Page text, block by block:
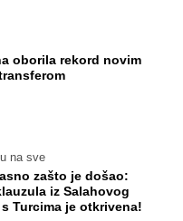
oborila rekord novim
na sve
zašto je došao:
iz Salahovog
Turcima je otkrivena!